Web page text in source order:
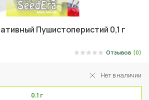
Пушистоперистий 0,1 г
Отзывов (0)
Нет в наличии
0.1 г